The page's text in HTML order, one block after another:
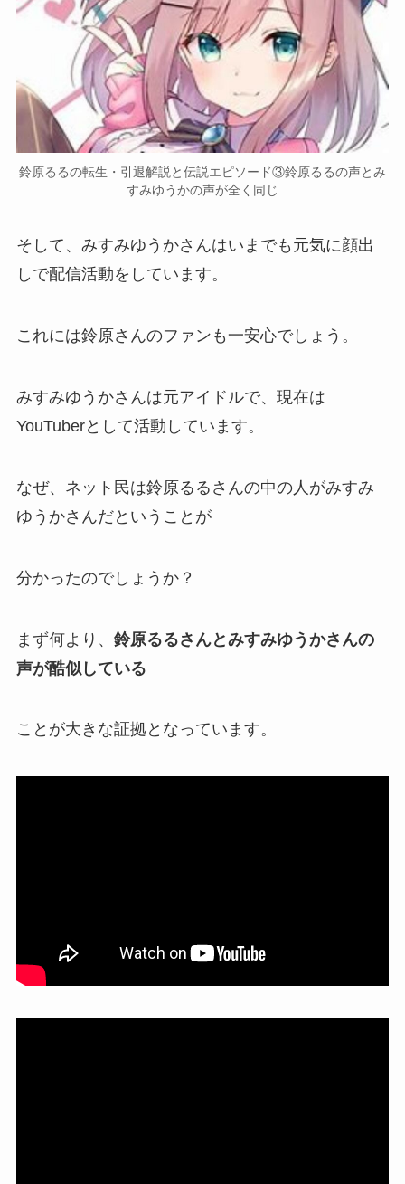
鈴原るるの転生・引退解説と伝説エピソード③鈴原るるの声とみ
すみゆうかの声が全く同じ
そして、みすみゆうかさんはいまでも元気に顔出
しで配信活動をしています。
これには鈴原さんのファンも一安心でしょう。
みすみゆうかさんは元アイドルで、現在は
YouTuberとして活動 しています。
なぜ、ネット民は鈴原るるさんの中の人がみすみ
ゆうかさんだということが
分かったのでしょうか？
まず何より、 鈴原るるさんとみすみゆうかさんの
声が酷似している
ことが大きな証拠となっています。